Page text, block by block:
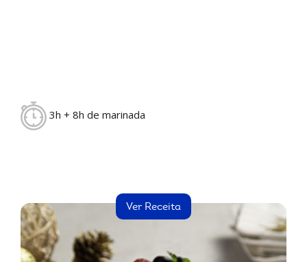
3h + 8h de marinada
Ver Receita